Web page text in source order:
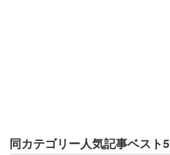
同カテゴリー人気記事ベスト5